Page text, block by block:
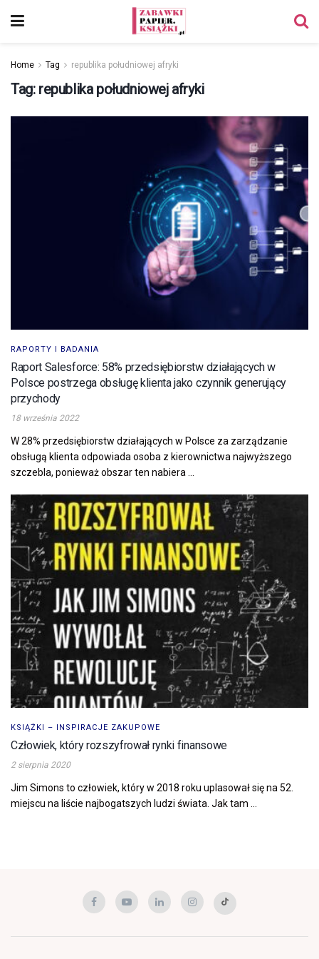
Home Tag republika południowej afryki
Tag: republika południowej afryki
RAPORTY I BADANIA
Raport Salesforce: 58% przedsiębiorstw działających w
Polsce postrzega obsługę klienta jako czynnik generujący
przychody
18 września 2022
W 28% przedsiębiorstw działających w Polsce za zarządzanie
obsługą klienta odpowiada osoba z kierownictwa najwyższego
szczebla, ponieważ obszar ten nabiera ...
KSIĄŻKI – INSPIRACJE ZAKUPOWE
Człowiek, który rozszyfrował rynki finansowe
2 sierpnia 2020
Jim Simons to człowiek, który w 2018 roku uplasował się na 52.
miejscu na liście najbogatszych ludzi świata. Jak tam ...